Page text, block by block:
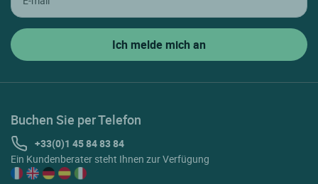
Buchen Sie per Telefon
+33(0)1 45 84 83 84
Ein Kundenberater steht Ihnen zur Verfügung